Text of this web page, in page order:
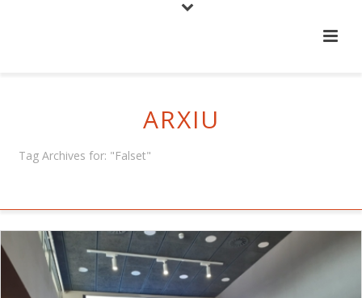
ARXIU
Tag Archives for: "Falset"